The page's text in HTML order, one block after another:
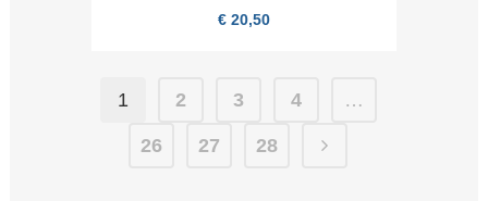
€ 20,50
1 2 3 4 …
26 27 28